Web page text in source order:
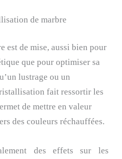
de marbre
est de mise, aussi bien pour
que pour optimiser sa
lustrage ou un
fait ressortir les
de mettre en valeur
des couleurs réchauffées.
des effets sur les